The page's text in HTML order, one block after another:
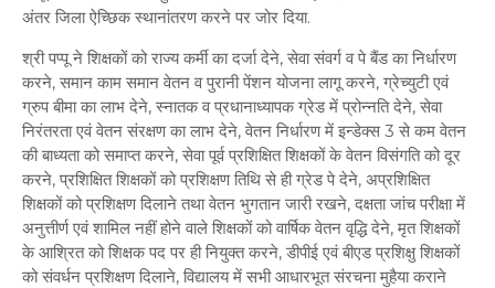
अंतर जिला ऐच्छिक स्थानांतरण करने पर जोर दिया.
श्री पप्पू ने शिक्षकों को राज्य कर्मी का दर्जा देने, सेवा संवर्ग व पे बैंड का निर्धारण
करने, समान काम समान वेतन व पुरानी पेंशन योजना लागू करने, ग्रेच्युटी एवं
ग्रुप बीमा का लाभ देने, स्नातक व प्रधानाध्यापक ग्रेड में प्रोन्नति देने, सेवा
निरंतरता एवं वेतन संरक्षण का लाभ देने, वेतन निर्धारण में इन्डेक्स 3 से कम वेतन
की बाध्यता को समाप्त करने, सेवा पूर्व प्रशिक्षित शिक्षकों के वेतन विसंगति को दूर
करने, प्रशिक्षित शिक्षकों को प्रशिक्षण तिथि से ही ग्रेड पे देने, अप्रशिक्षित
शिक्षकों को प्रशिक्षण दिलाने तथा वेतन भुगतान जारी रखने, दक्षता जांच परीक्षा में
अनुत्तीर्ण एवं शामिल नहीं होने वाले शिक्षकों को वार्षिक वेतन वृद्धि देने, मृत शिक्षकों
के आश्रित को शिक्षक पद पर ही नियुक्त करने, डीपीई एवं बीएड प्रशिक्षु शिक्षकों
को संवर्धन प्रशिक्षण दिलाने, विद्यालय में सभी आधारभूत संरचना मुहैया कराने